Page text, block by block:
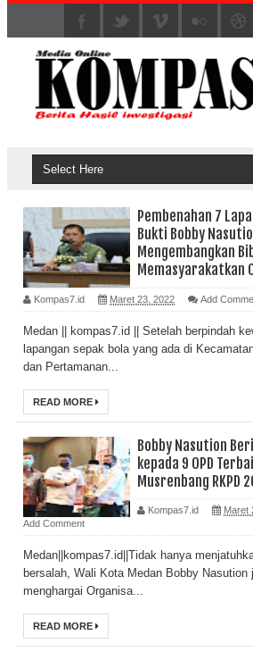
Pembenahan 7
Bukti Bobby
Mengembangkan
Memasyarakatkan
Kompas7.id Maret 23, 2022 Add
Medan || kompas7.id || Setelah berpindah
lapangan sepak bola yang ada di
dan Pertamanan...
READ MORE
Bobby Nasution
kepada 9 OPD
Musrenbang RKPD
Kompas7.id
Maret
Add Comment
Medan||kompas7.id||Tidak hanya
bersalah, Wali Kota Medan Bobby Nasution
menghargai Organisa...
READ MORE